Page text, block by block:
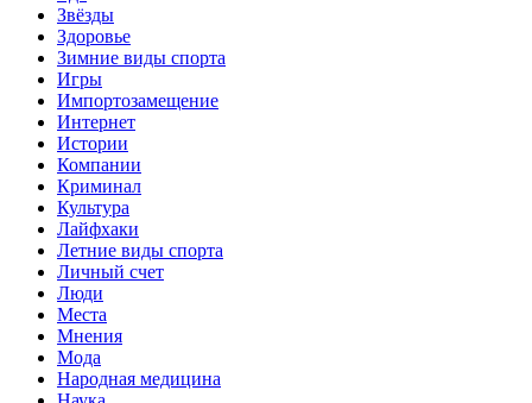
Звёзды
Здоровье
Зимние виды спорта
Игры
Импортозамещение
Интернет
Истории
Компании
Криминал
Культура
Лайфхаки
Летние виды спорта
Личный счет
Люди
Места
Мнения
Мода
Народная медицина